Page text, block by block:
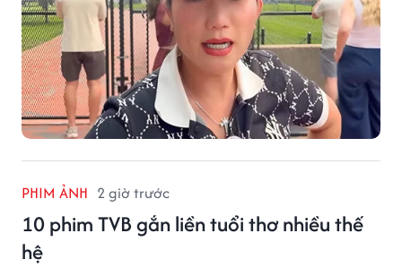
PHIM ẢNH 2 giờ trước
10 phim TVB gắn liền tuổi thơ nhiều thế
hệ